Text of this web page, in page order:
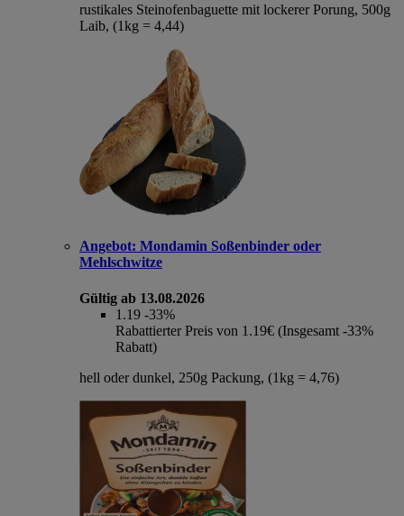
rustikales Steinofenbaguette mit lockerer Porung, 500g
Laib, (1kg = 4,44)
Angebot: Mondamin Soßenbinder oder
Mehlschwitze
Gültig ab 13.08.2026
1.19 -33%
Rabattierter Preis von 1.19€ (Insgesamt -33%
Rabatt)
hell oder dunkel, 250g Packung, (1kg = 4,76)